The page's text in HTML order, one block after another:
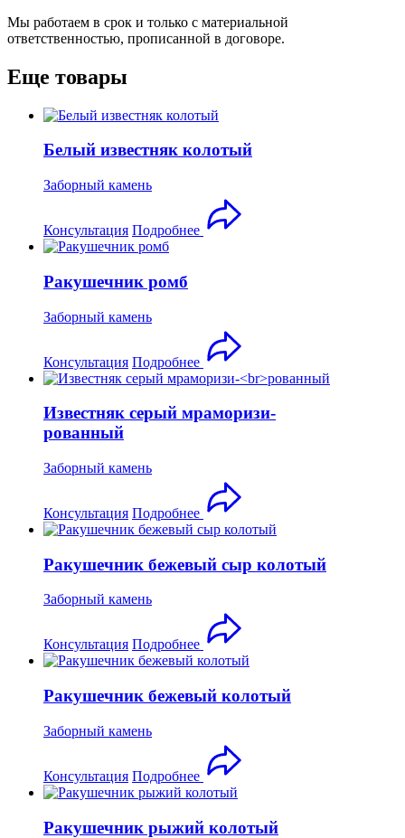
Мы работаем в срок и только с материальной
ответственностью, прописанной в договоре.
Еще товары
Белый известняк колотый
Заборный камень
Консультация Подробнее
Ракушечник ромб
Заборный камень
Консультация Подробнее
Известняк серый мраморизи-
рованный
Заборный камень
Консультация Подробнее
Ракушечник бежевый сыр колотый
Заборный камень
Консультация Подробнее
Ракушечник бежевый колотый
Заборный камень
Консультация Подробнее
Ракушечник рыжий колотый